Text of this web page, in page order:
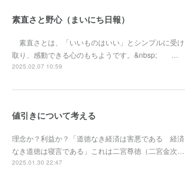
素直さと野心（まいにち日報）
素直さとは、「いいものはいい」とシンプルに受け
取り、感動できる心のもちようです。&nbsp; …
2025.02.07 10:59
値引きについて考える
理念か？利益か？「道徳なき経済は害悪である 経済
なき道徳は寝言である」これは二宮尊徳（二宮金次…
2025.01.30 22:47